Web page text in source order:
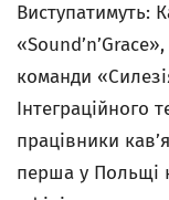
Виступатимуть:
команди
Інтеграційного
працівники
перша у Польщі